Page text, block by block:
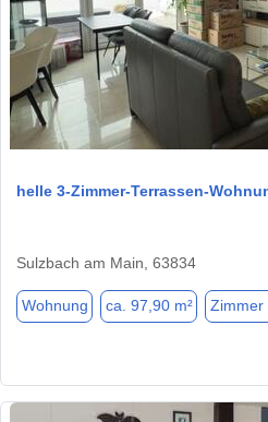
helle 3-Zimmer-Terrassen-
Sulzbach am Main, 63834
Wohnung ca. 97,90 m² Zimmer